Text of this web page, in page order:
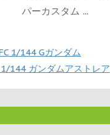
パーカスタム ...
1/144 Gガンダム
1/144 ガンダムアストレア